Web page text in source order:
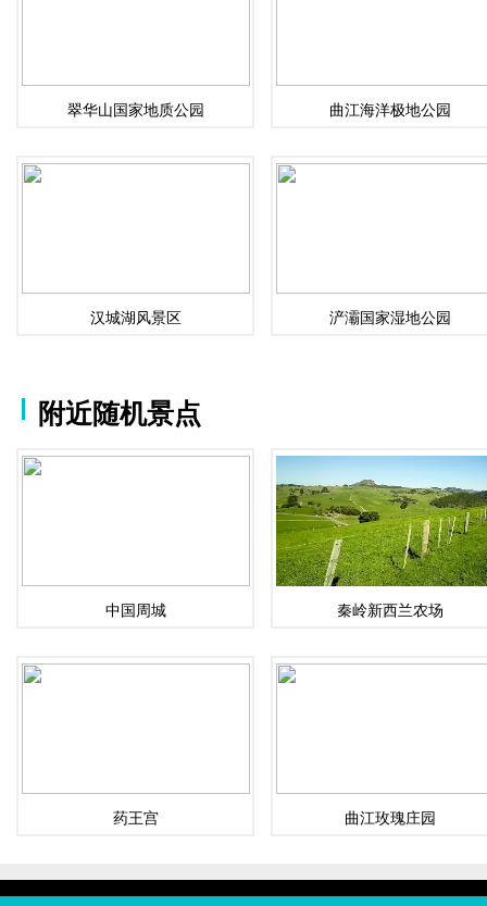
翠华山国家地质公园 曲江海洋极地公园
汉城湖风景区 浐灞国家湿地公园
附近随机景点
中国周城 秦岭新西兰农场
药王宫 曲江玫瑰庄园